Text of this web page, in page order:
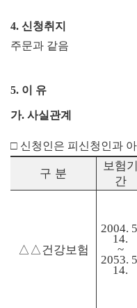
4. 신청취지
주문과 같음
5. 이 유
가. 사실관계
□ 신청인은 피신청인과
구 분
보험기
간
△△건강보험
2004.
14.
~
2053.
14.